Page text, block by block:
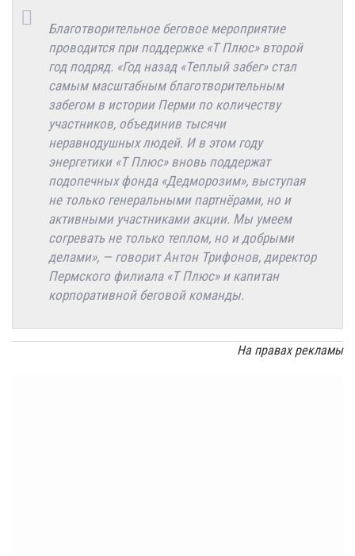
Благотворительное беговое мероприятие
проводится при поддержке «Т Плюс» второй
год подряд. «Год назад «Теплый забег» стал
самым масштабным благотворительным
забегом в истории Перми по количеству
участников, объединив тысячи
неравнодушных людей. И в этом году
энергетики «Т Плюс» вновь поддержат
подопечных фонда «Дедморозим», выступая
не только генеральными партнёрами, но и
активными участниками акции. Мы умеем
согревать не только теплом, но и добрыми
делами», — говорит Антон Трифонов, директор
Пермского филиала «Т Плюс» и капитан
корпоративной беговой команды.
На правах рекламы